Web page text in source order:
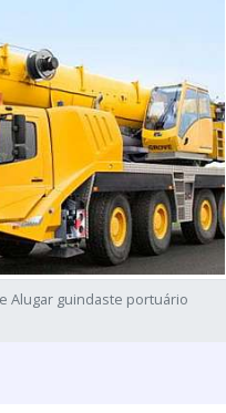
Alugar guindaste portuário